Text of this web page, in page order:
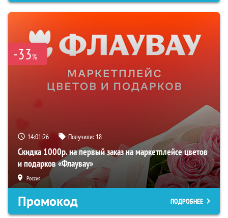
-33%
14:01:25 Получили: 18
Скидка 1000р. на первый заказ на маркетплейсе цветов
и подарков «Флаувау»
Россия
Промокод ПОДРОБНЕЕ